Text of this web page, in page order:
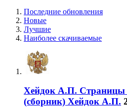
Последние обновления
Новые
Лучшие
Наиболее скачиваемые
Хейдок А.П. Страницы
(сборник) Хейдок А.П.